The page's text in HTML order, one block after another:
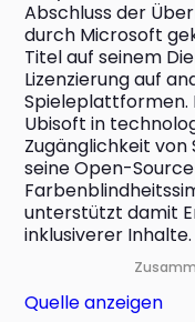
Abschluss der
durch Microsoft
Titel auf seinem
Lizenzierung auf
Spieleplattformen.
Ubisoft in
Zugänglichkeit von
seine Open-
unterstützt damit
inklusiverer Inhalte.
Quelle anzeigen